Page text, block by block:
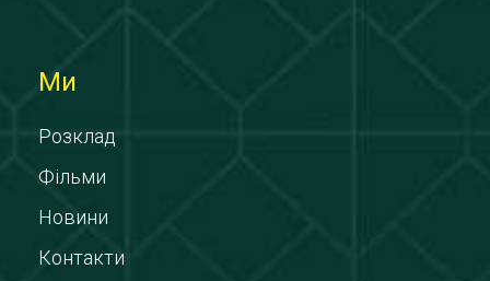
Ми
Розклад
Фільми
Новини
Контакти